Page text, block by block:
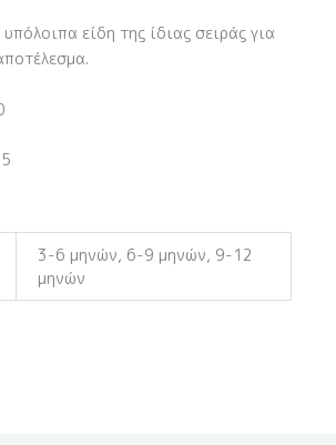
είδη της ίδιας σειράς για
3-6 μηνών, 6-9 μηνών, 9-12
μηνών